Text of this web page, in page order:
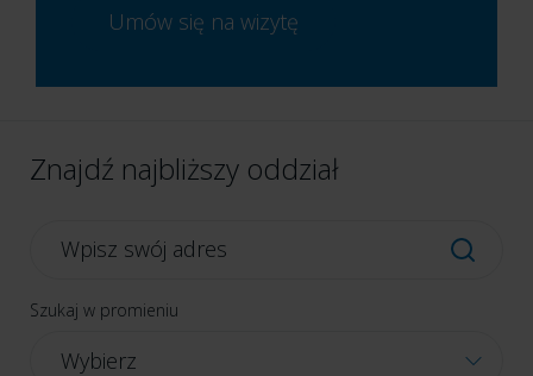
Umów się na wizytę
Znajdź najbliższy oddział
Szukaj w promieniu
Wybierz